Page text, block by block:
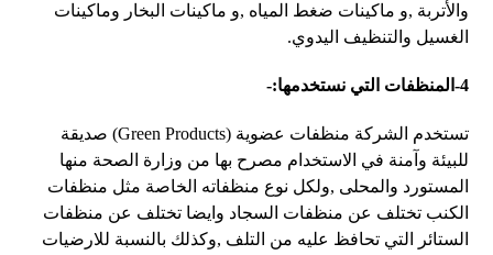
والأتربة ,و ماكينات ضغط المياه ,و ماكينات البخار وماكينات
الغسيل والتنظيف اليدوي.
4-المنظفات التي نستخدمها:-
تستخدم الشركة منظفات عضوية (Green Products) صديقة
للبيئة وآمنة في الاستخدام مصرح بها من وزارة الصحة منها
المستورد والمحلى ,ولكل نوع منظفاته الخاصة مثل منظفات
الكنب تختلف عن منظفات السجاد وايضا تختلف عن منظفات
الستائر التي تحافظ عليه من التلف ,وكذلك بالنسبة للارضيات